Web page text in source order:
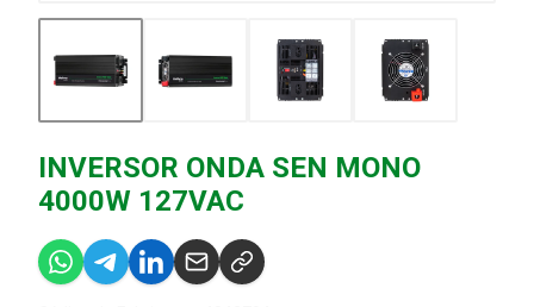
INVERSOR ONDA SEN MONO
4000W 127VAC